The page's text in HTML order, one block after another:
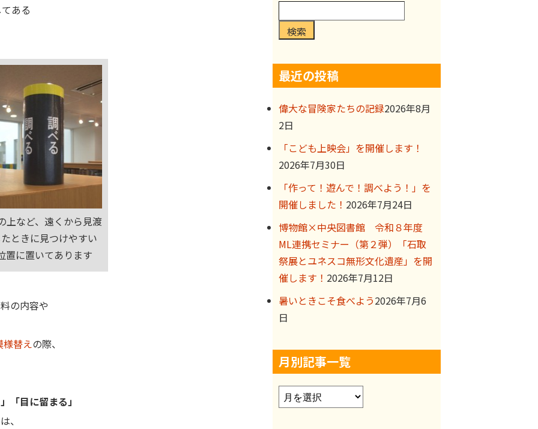
ある
上など、遠くから見渡
ときに見つけやすい
置に置いてあります
の内容や
様替えの際、
「目に留まる」
、
検索
最近の投稿
偉大な冒険家たちの記録2026年8月
2日
「こども上映会」を開催します！
2026年7月30日
「作って！遊んで！調べよう！」を
開催しました！ 2026年7月24日
博物館×中央図書館 令和８年度
ML連携セミナー（第２弾）「石取
祭展とユネスコ無形文化遺産」を開
催します！ 2026年7月12日
暑いときこそ食べよう2026年7月6
日
月別記事一覧
ア
ー